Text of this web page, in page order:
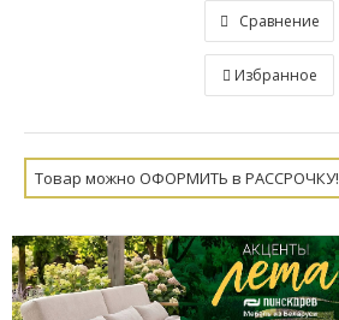
Сравнение
Избранное
Товар можно ОФОРМИТЬ в РАССРОЧКУ!